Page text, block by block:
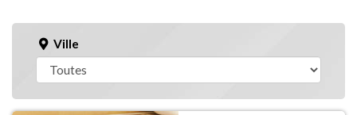
Ville